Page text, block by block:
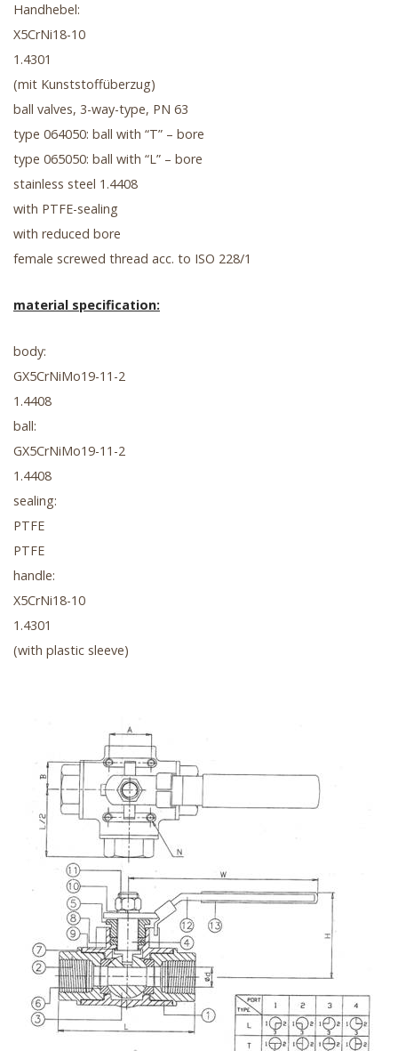
Handhebel:
X5CrNi18-10
1.4301
(mit Kunststoffüberzug)
ball valves, 3-way-type, PN 63
type 064050: ball with “T” – bore
type 065050: ball with “L” – bore
stainless steel 1.4408
with PTFE-sealing
with reduced bore
female screwed thread acc. to ISO 228/1
material specification:
body:
GX5CrNiMo19-11-2
1.4408
ball:
GX5CrNiMo19-11-2
1.4408
sealing:
PTFE
PTFE
handle:
X5CrNi18-10
1.4301
(with plastic sleeve)